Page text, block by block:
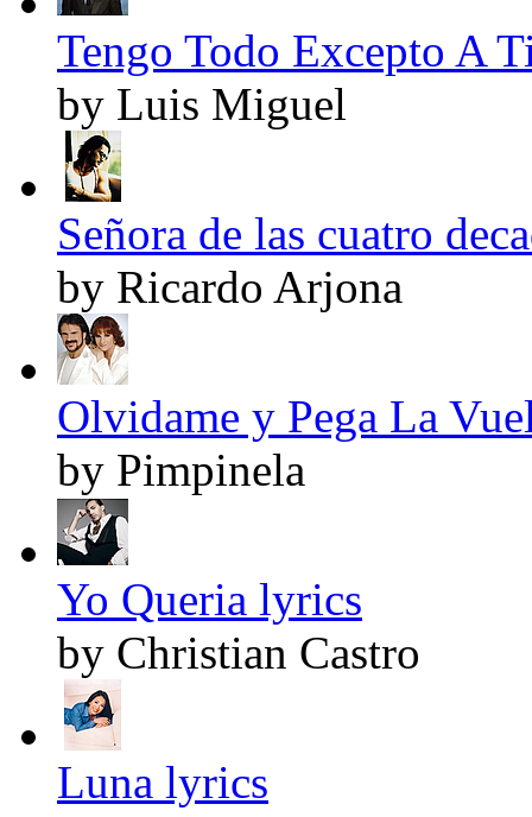
Tengo Todo Excepto A
by Luis Miguel
Señora de las cuatro
by Ricardo Arjona
Olvidame y Pega La
by Pimpinela
Yo Queria lyrics
by Christian Castro
Luna lyrics